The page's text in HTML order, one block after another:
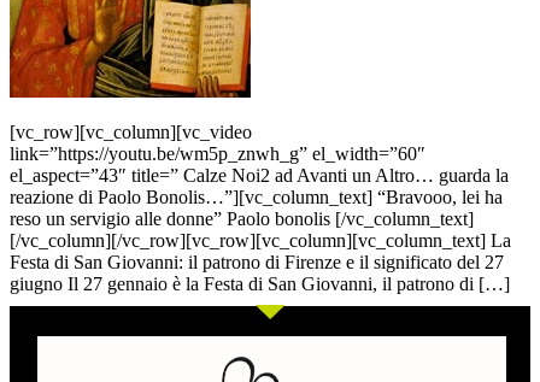
[vc_row][vc_column][vc_video
link=”https://youtu.be/wm5p_znwh_g” el_width=”60″
el_aspect=”43″ title=” Calze Noi2 ad Avanti un Altro… guarda la
reazione di Paolo Bonolis…”][vc_column_text] “Bravooo, lei ha
reso un servigio alle donne” Paolo bonolis [/vc_column_text]
[/vc_column][/vc_row][vc_row][vc_column][vc_column_text] La
Festa di San Giovanni: il patrono di Firenze e il significato del 27
giugno Il 27 gennaio è la Festa di San Giovanni, il patrono di […]